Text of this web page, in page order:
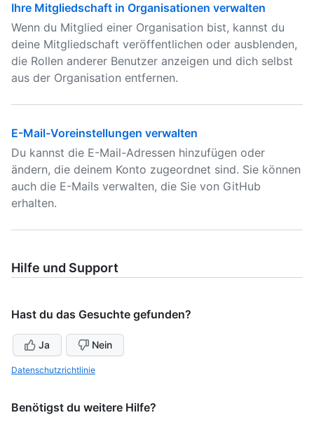
Ihre Mitgliedschaft in Organisationen verwalten
Wenn du Mitglied einer Organisation bist, kannst du
deine Mitgliedschaft veröffentlichen oder ausblenden,
die Rollen anderer Benutzer anzeigen und dich selbst
aus der Organisation entfernen.
E-Mail-Voreinstellungen verwalten
Du kannst die E-Mail-Adressen hinzufügen oder
ändern, die deinem Konto zugeordnet sind. Sie können
auch die E-Mails verwalten, die Sie von GitHub
erhalten.
Hilfe und Support
Hast du das Gesuchte gefunden?
Ja Nein
Datenschutzrichtlinie
Benötigst du weitere Hilfe?